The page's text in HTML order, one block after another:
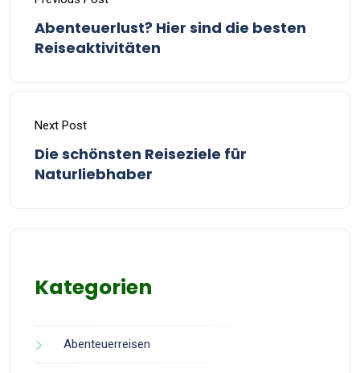
Abenteuerlust? Hier sind die besten
Reiseaktivitäten
Next Post
Die schönsten Reiseziele für
Naturliebhaber
Kategorien
Abenteuerreisen